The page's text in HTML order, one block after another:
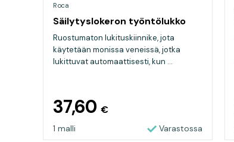
Roca
Säilytyslokeron työntölukko
Ruostumaton lukituskiinnike, jota
käytetään monissa veneissä, jotka
lukittuvat automaattisesti, kun ...
37,60 €
1 malli Varastossa